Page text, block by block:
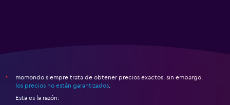
*
momondo siempre trata de obtener precios exactos, sin embargo,
los precios no están garantizados.
Esta es la razón: